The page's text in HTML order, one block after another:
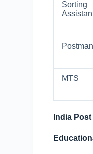
Sorting
Postman
MTS
India